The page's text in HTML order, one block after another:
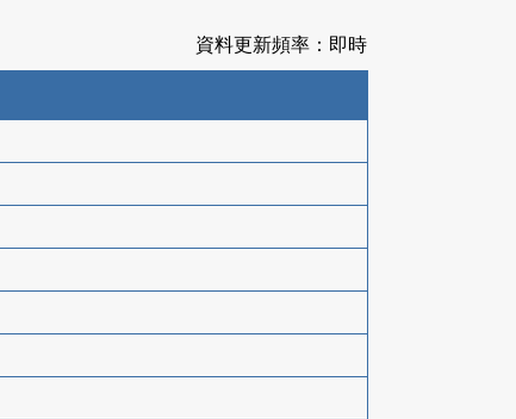
資料更新頻率：即時